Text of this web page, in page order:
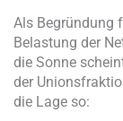
Als Begründung
Belastung der
die Sonne
der
die Lage so: